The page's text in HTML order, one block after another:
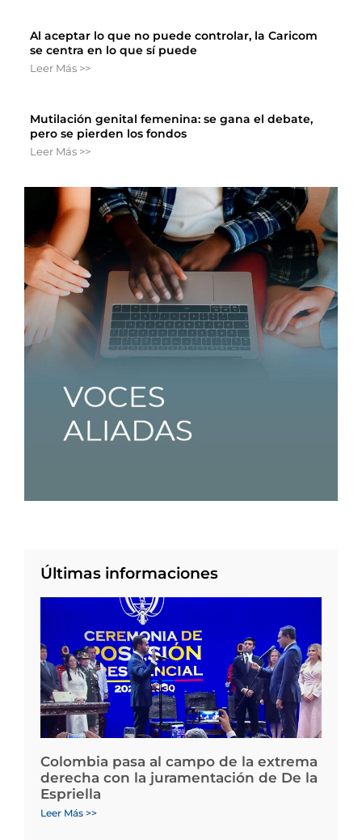
Al aceptar lo que no puede controlar, la Caricom
se centra en lo que sí puede
Leer Más >>
Mutilación genital femenina: se gana el debate,
pero se pierden los fondos
Leer Más >>
Últimas informaciones
Colombia pasa al campo de la extrema
derecha con la juramentación de De la
Espriella
Leer Más >>